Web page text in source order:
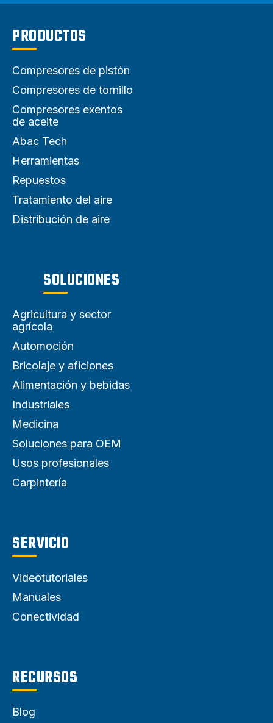
PRODUCTOS
Compresores de pistón
Compresores de tornillo
Compresores exentos
de aceite
Abac Tech
Herramientas
Repuestos
Tratamiento del aire
Distribución de aire
SOLUCIONES
Agricultura y sector
agrícola
Automoción
Bricolaje y aficiones
Alimentación y bebidas
Industriales
Medicina
Soluciones para OEM
Usos profesionales
Carpintería
SERVICIO
Videotutoriales
Manuales
Conectividad
RECURSOS
Blog